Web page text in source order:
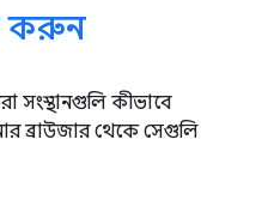
করুন
সংস্থানগুলি কীভাবে
ব্রাউজার থেকে সেগুলি